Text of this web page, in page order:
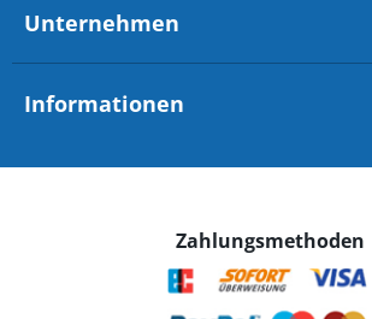
Unternehmen
Informationen
Zahlungsmethoden